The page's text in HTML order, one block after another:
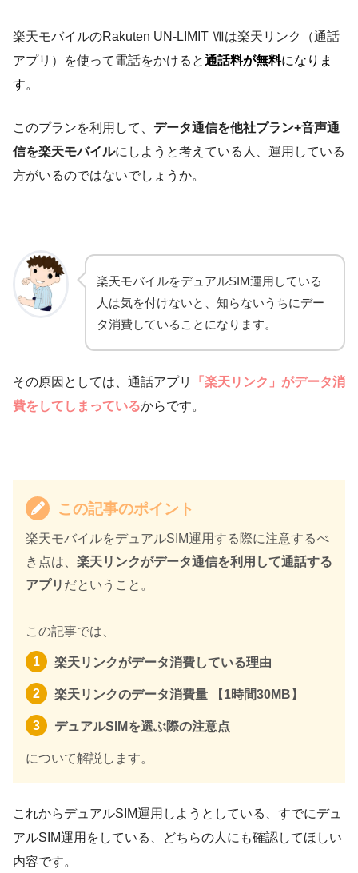
楽天モバイルのRakuten UN-LIMIT Ⅶは楽天リンク（通話
アプリ）を使って電話をかけると通話料が無料になりま
す。
このプランを利用して、 データ通信を他社プラン+音声通
信を楽天モバイルにしようと考えている人、運用している
方がいるのではないでしょう か。
楽天モバイルをデュアルSIM運用している
人は気を付けないと、知らないうちにデー
タ消費していることになります。
その原因としては、通話アプリ
「楽天リンク」がデータ消
費をしてしまっているからです。
この記事のポイント
楽天モバイルをデュアルSIM運用する際に注意するべ
き点は、 楽天リンクがデータ通信を利用して通話する
アプリ だということ。
この記事では、
楽天リンクがデータ消費している理由
楽天リンクのデータ消費量 【1時間30MB】
デュアルSIMを選ぶ際の注意点
について解説します。
これからデュアルSIM運用しようとしている、すでにデュ
アルSIM運用をしている、どちらの人にも確認してほしい
内容です。